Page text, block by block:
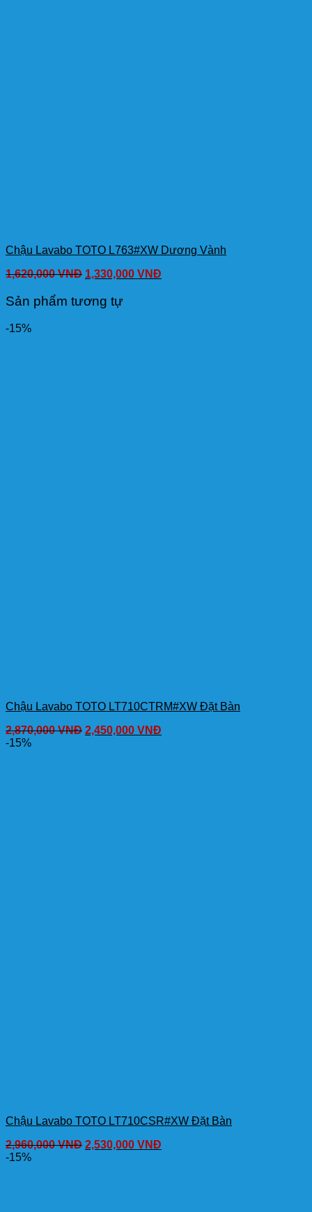
Chậu Lavabo TOTO L763#XW Dương Vành
1,620,000VNĐ 1,330,000 VNĐ
Sản phẩm tương tự
-15%
Chậu Lavabo TOTO LT710CTRM#XW Đặt Bàn
2,870,000VNĐ 2,450,000 VNĐ
-15%
Chậu Lavabo TOTO LT710CSR#XW Đặt Bàn
2,960,000VNĐ 2,530,000 VNĐ
-15%